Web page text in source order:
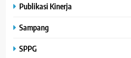
Publikasi Kinerja
Sampang
SPPG